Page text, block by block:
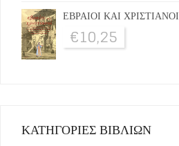
ΕΒΡΑΙΟΙ ΚΑΙ ΧΡΙΣΤΙΑΝΟΙ
€10,25
ΚΑΤΗΓΟΡΙΕΣ ΒΙΒΛΙΩΝ